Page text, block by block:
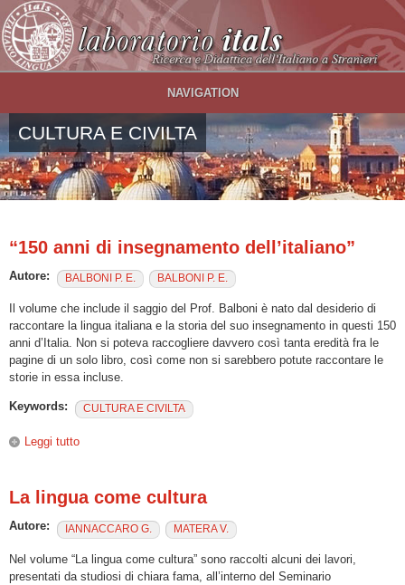
Salta al contenuto principale
NAVIGATION
CULTURA E CIVILTA
“150 anni di insegnamento dell’italiano”
Autore: BALBONI P. E. BALBONI P. E.
Il volume che include il saggio del Prof. Balboni è nato dal desiderio di
raccontare la lingua italiana e la storia del suo insegnamento in questi 150
anni d’Italia. Non si poteva raccogliere davvero così tanta eredità fra le
pagine di un solo libro, così come non si sarebbero potute raccontare le
storie in essa incluse.
Keywords: CULTURA E CIVILTA
Leggi tutto
La lingua come cultura
Autore: IANNACCARO G. MATERA V.
Nel volume “La lingua come cultura” sono raccolti alcuni dei lavori,
presentati da studiosi di chiara fama, all’interno del Seminario